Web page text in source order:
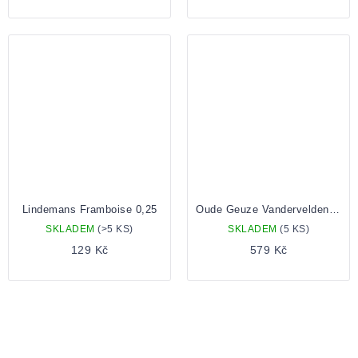
Lindemans Framboise 0,25
SKLADEM(>5 KS)
129 Kč
SKLADEM (5 KS)
579 Kč